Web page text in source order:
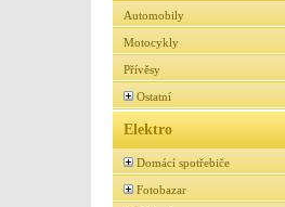
Automobily
Motocykly
Přívěsy
Ostatní
Elektro
Domácí spotřebiče
Fotobazar